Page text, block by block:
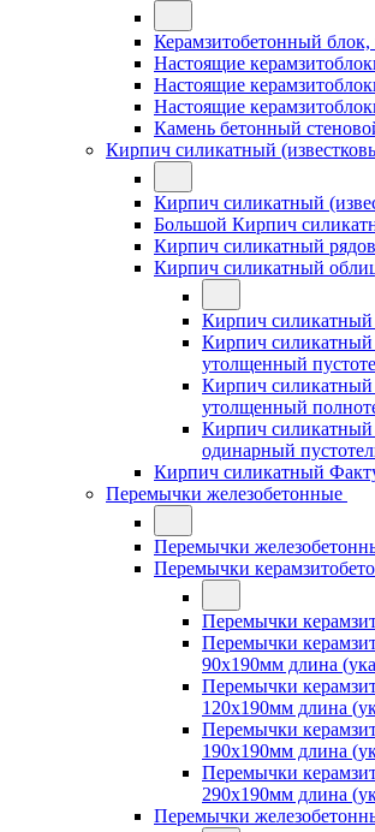
Керамзитобетонный блок,
Настоящие
Настоящие
Настоящие
Камень бетонный
Кирпич силикатный
Кирпич силикатный
Большой Кирпич
Кирпич силикатный
Кирпич силикатный
Кирпич
Кирпич
утолщенный
Кирпич
утолщенный
Кирпич
одинарный
Кирпич силикатный
Перемычки железобетонные
Перемычки
Перемычки
Перемычки
Перемычки
90x190мм длина
Перемычки
120x190мм длина
Перемычки
190x190мм длина
Перемычки
290x190мм длина
Перемычки